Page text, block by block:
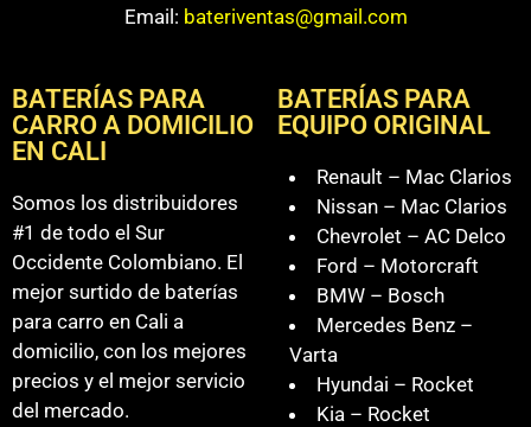
Email: bateriventas@gmail.com
BATERÍAS PARA
CARRO A DOMICILIO
EN CALI
Somos los distribuidores
#1 de todo el Sur
Occidente Colombiano. El
mejor surtido de baterías
para carro en Cali a
domicilio, con los mejores
precios y el mejor servicio
del mercado.
BATERÍAS PARA
EQUIPO ORIGINAL
Renault – Mac Clarios
Nissan – Mac Clarios
Chevrolet – AC Delco
Ford – Motorcraft
BMW – Bosch
Mercedes Benz –
Varta
Hyundai – Rocket
Kia – Rocket